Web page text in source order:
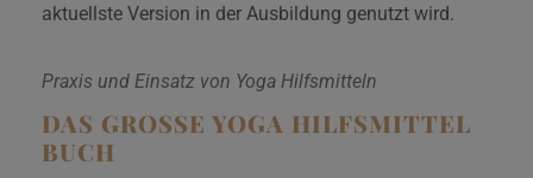
aktuellste Version in der Ausbildung genutzt wird.
Praxis und Einsatz von Yoga Hilfsmitteln
DAS GROSSE YOGA HILFSMITTEL B
UCH